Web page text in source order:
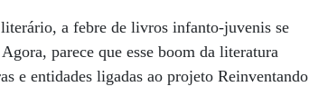
a febre de livros infanto-juvenis se
parece que esse boom da literatura
e entidades ligadas ao projeto Reinventando